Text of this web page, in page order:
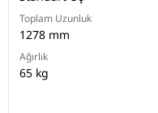
Toplam Uzunluk
1278 mm
Ağırlık
65 kg